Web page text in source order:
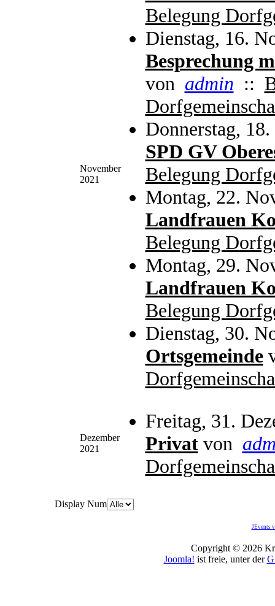
November
2021
Belegung
Dienstag, 16.
Besprechung
von admin ::
Donnerstag,
SPD GV
Belegung
Montag, 22.
Landfrauen
Belegung
Montag, 29.
Landfrauen
Belegung
Dienstag, 30.
Ortsgemeinde
Dezember
2021
Freitag, 31.
Privatvon
Display Num
JEvents
Copyright © 2026
Joomla! ist freie, unter der